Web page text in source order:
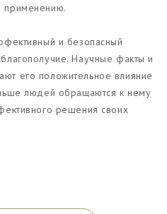
применению.
и безопасный
Научные факты и
его положительное влияние
людей обращаются к нему
решения своих